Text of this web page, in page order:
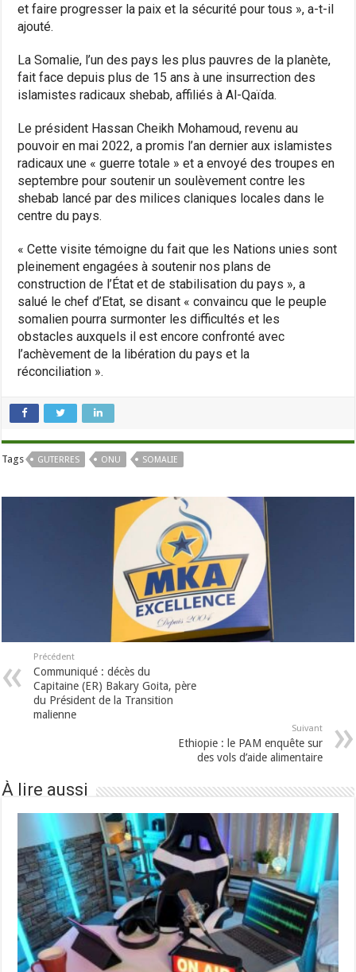
et faire progresser la paix et la sécurité pour tous », a-t-il
ajouté.
La Somalie, l’un des pays les plus pauvres de la planète,
fait face depuis plus de 15 ans à une insurrection des
islamistes radicaux shebab, affiliés à Al-Qaïda.
Le président Hassan Cheikh Mohamoud, revenu au
pouvoir en mai 2022, a promis l’an dernier aux islamistes
radicaux une « guerre totale » et a envoyé des troupes en
septembre pour soutenir un soulèvement contre les
shebab lancé par des milices claniques locales dans le
centre du pays.
« Cette visite témoigne du fait que les Nations unies sont
pleinement engagées à soutenir nos plans de
construction de l’État et de stabilisation du pays », a
salué le chef d’Etat, se disant « convaincu que le peuple
somalien pourra surmonter les difficultés et les
obstacles auxquels il est encore confronté avec
l’achèvement de la libération du pays et la
réconciliation ».
Tags GUTERRES ONU SOMALIE
Précédent
Communiqué : décès du
Capitaine (ER) Bakary Goita, père
du Président de la Transition
malienne
Suivant
Ethiopie : le PAM enquête sur
des vols d’aide alimentaire
À lire aussi